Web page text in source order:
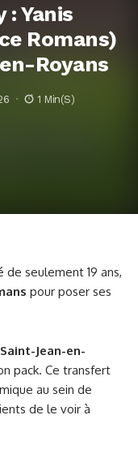
Yanis
Romans)
Royans
1 Min(s)
de seulement 19 ans,
pour poser ses
Saint-Jean-en-
pack. Ce transfert
au sein de
de le voir à